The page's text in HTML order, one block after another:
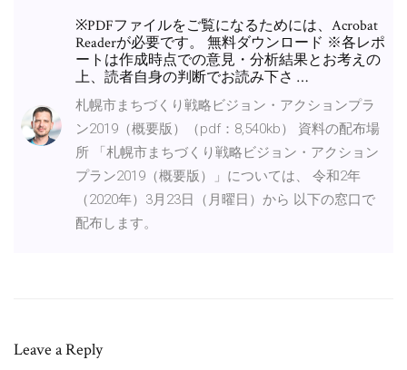
※PDFファイルをご覧になるためには、Acrobat
Readerが必要です。 無料ダウンロード ※各レポ
ートは作成時点での意見・分析結果とお考えの
上、読者自身の判断でお読み下さ …
札幌市まちづくり戦略ビジョン・アクションプラ
ン2019（概要版）（pdf：8,540kb） 資料の配布場
所 「札幌市まちづくり戦略ビジョン・アクション
プラン2019（概要版）」については、 令和2年
（2020年）3月23日（月曜日）から 以下の窓口で
配布します。
Leave a Reply